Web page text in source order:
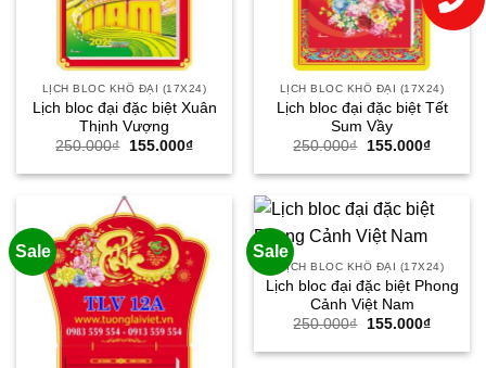
LỊCH BLOC KHỔ ĐẠI (17X24)
Lịch bloc đại đặc biệt Xuân
Thịnh Vượng
250.000₫
Giá
là:
155.000₫Giá
tại
155.000₫.
LỊCH BLOC KHỔ ĐẠI (17X24)
Lịch bloc đại đặc biệt Tết
Sum Vầy
250.000₫
Giá
là:
155.000₫Giá
tại
Sale Sale
LỊCH BLOC KHỔ ĐẠI (17X24)
Lịch bloc đại đặc biệt Phong
Cảnh Việt Nam
250.000₫
Giá
là:
155.000₫Giá
tại